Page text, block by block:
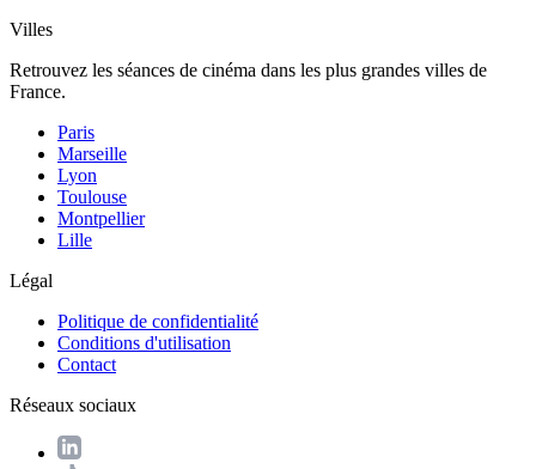
Villes
Retrouvez les séances de cinéma dans les plus grandes villes de
France.
Paris
Marseille
Lyon
Toulouse
Montpellier
Lille
Légal
Politique de confidentialité
Conditions d'utilisation
Contact
Réseaux sociaux